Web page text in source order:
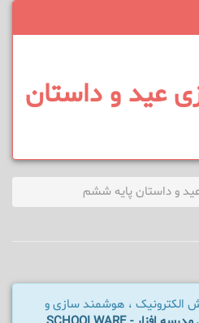
عید و داستان
و داستان پایه ششم
الکترونیک ، هوشمند سازی و